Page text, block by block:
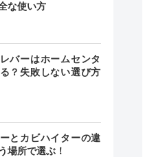
な使い方
バーはホームセンタ
？失敗しない選び方
とカビハイターの違
場所で選ぶ！